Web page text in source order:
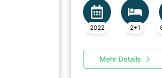
2022 2+1
Mehr Details